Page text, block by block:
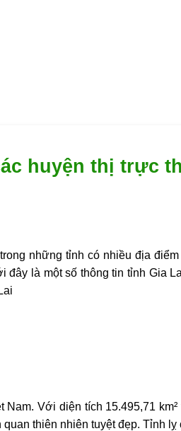
huyện thị trực
những tỉnh có nhiều địa
là một số thông tin tỉnh Gia
Với diện tích 15.495,71
thiên nhiên tuyệt đẹp. Tỉnh